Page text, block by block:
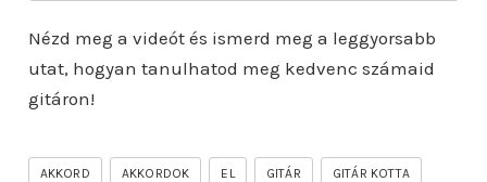
Nézd meg a videót és ismerd meg a leggyorsabb
utat, hogyan tanulhatod meg kedvenc számaid
gitáron!
AKKORD AKKORDOK EL GITÁR GITÁR KOTTA